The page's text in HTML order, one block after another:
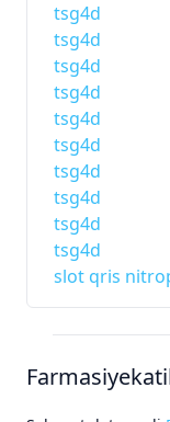
tsg4d
tsg4d
tsg4d
tsg4d
tsg4d
tsg4d
tsg4d
tsg4d
tsg4d
tsg4d
slot qris